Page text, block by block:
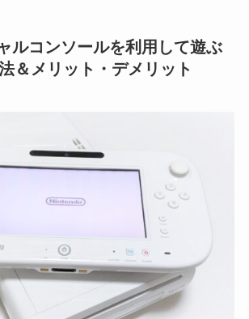
ルコンソールを利用して遊ぶ
＆メリット・デメリット